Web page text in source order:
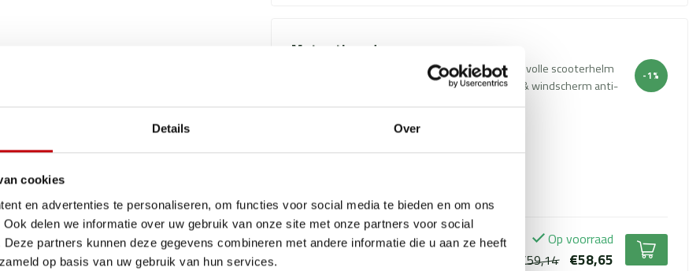
Details Over
cookies
en advertenties te personaliseren, om functies voor social media te bieden en om ons
delen we informatie over uw gebruik van onze site met onze partners voor social
partners kunnen deze gegevens combineren met andere informatie die u aan ze heeft
op basis van uw gebruik van hun services.
Met anti condens spray
BEON DESIGN jethelm glans zwart – maat S, stijlvolle scooterhelm
Tucano Magic Spray – Vizier & windscherm anti-
condens
-1%
Op voorraad
€59,14
€58,65